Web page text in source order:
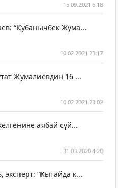
15.09.2021 6:18
“Кубанычбек Жума...
10.02.2021 23:17
Жумалиевдин 16 ...
10.02.2021 23:02
аябай сүй...
31.03.2020 4:20
“Кытайда к...